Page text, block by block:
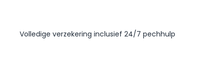
Volledige verzekering inclusief 24/7 pechhulp